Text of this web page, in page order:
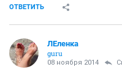
ОТВЕТИТЬ
ЛЕленка
guru
08 ноября 2014